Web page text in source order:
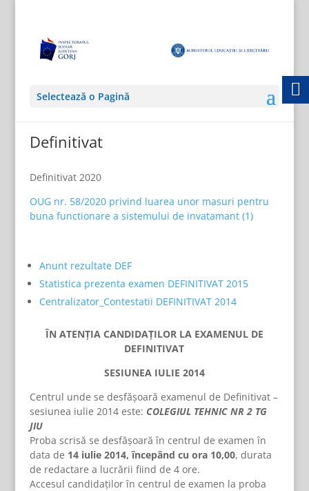
Selectează o Pagină
Definitivat
Definitivat 2020
OUG nr. 58/2020 privind luarea unor masuri pentru
buna functionare a sistemului de invatamant (1)
Anunt rezultate DEF
Statistica prezenta examen DEFINITIVAT 2015
Centralizator_Contestatii DEFINITIVAT 2014
ÎN ATENŢIA CANDIDAŢILOR LA EXAMENUL DE
DEFINITIVAT
SESIUNEA IULIE 2014
Centrul unde se desfăşoară examenul de Definitivat –
sesiunea iulie 2014 este: COLEGIUL TEHNIC NR 2 TG
JIU
Proba scrisă se desfăşoară în centrul de examen în
data de 14 iulie 2014, începând cu ora 10,00, durata
de redactare a lucrării fiind de 4 ore.
Accesul candidaţilor în centrul de examen la proba